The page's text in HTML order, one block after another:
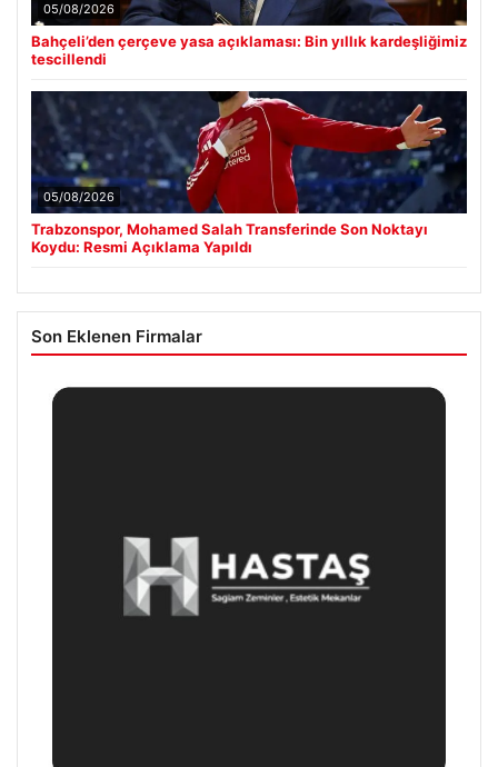
05/08/2026
Bahçeli’den çerçeve yasa açıklaması: Bin yıllık kardeşliğimiz
tescillendi
05/08/2026
Trabzonspor, Mohamed Salah Transferinde Son Noktayı
Koydu: Resmi Açıklama Yapıldı
Son Eklenen Firmalar